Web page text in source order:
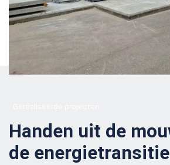
Handen uit de
de energietransitie